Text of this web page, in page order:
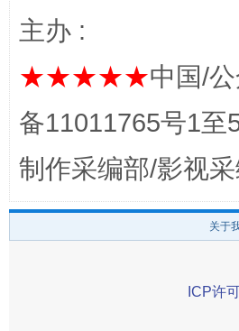
在谋一域中谋全局
主办 :
★★★★★中国/
备11011765号1至
制作采编部/影视
关于
ICP许